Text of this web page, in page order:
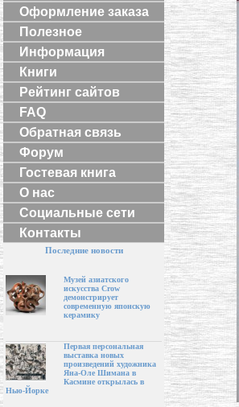
Оформление заказа
Полезное
Информация
Книги
Рейтинг сайтов
FAQ
Обратная связь
Форум
Гостевая книга
О нас
Социальные сети
Контакты
Последние новости
Музей азиатского
искусства Crow
демонстрирует
современную японскую
керамику
Первая персональная
выставка новых
произведений художника
Яна-Оле Шимана в
Касмине открылась в
Нью-Йорке